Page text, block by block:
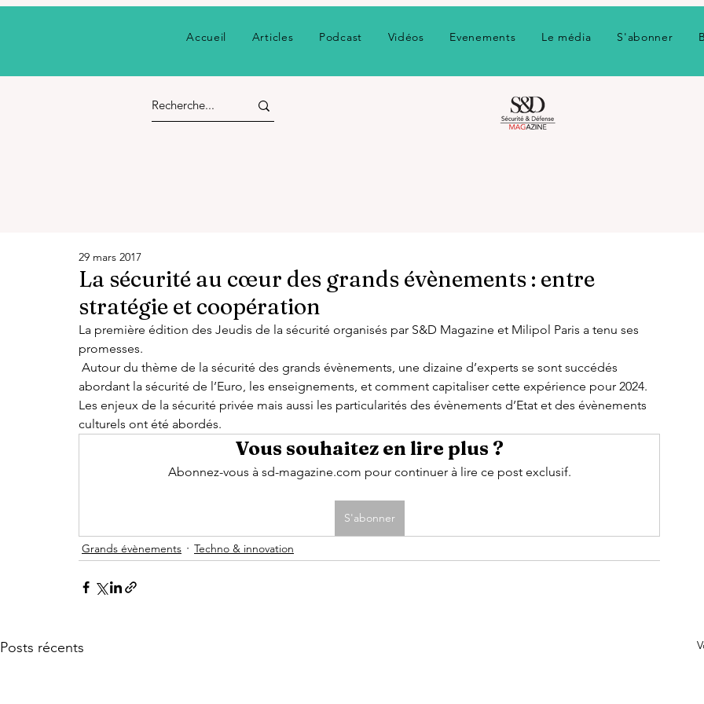
Accueil Articles Podcast Vidéos Evenements Le média S'abonner
La sécurité au cœur des grands évènements : entre
stratégie et coopération
29 mars 2017
La première édition des Jeudis de la sécurité organisés par S&D Magazine et Milipol Paris a tenu ses
promesses.
abordant la sécurité de l’Euro, les enseignements, et comment capitaliser cette expérience pour 2024.
Les enjeux de la sécurité privée mais aussi les particularités des évènements d’Etat et des évènements
culturels ont été abordés.
Vous souhaitez en lire plus ?
Abonnez-vous à sd-magazine.com pour continuer à lire ce post exclusif.
S'abonner
Grands évènements Techno & innovation
Posts récents